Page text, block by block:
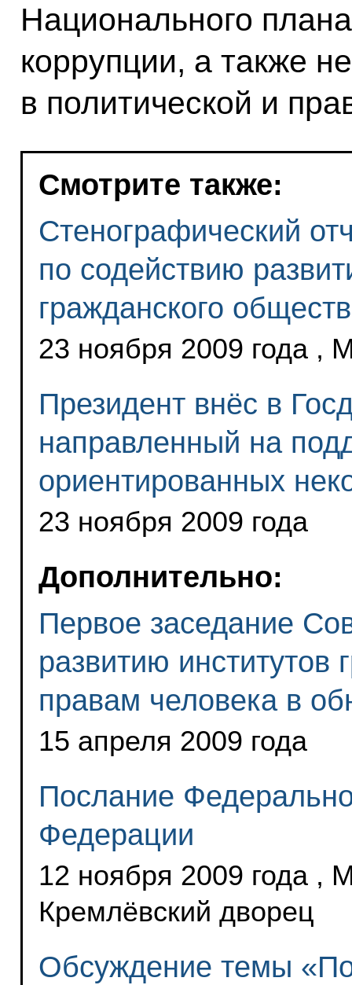
Национального
коррупции, а также
в политической и
Смотрите также:
Стенографический
по содействию
гражданского
23 ноября 2009 года ,
Президент внёс в
направленный на
ориентированных
23 ноября 2009 года
Дополнительно:
Первое заседание
развитию институтов
правам человека в
15 апреля 2009 года
Послание
Федерации
12 ноября 2009 года ,
Кремлёвский дворец
Обсуждение темы